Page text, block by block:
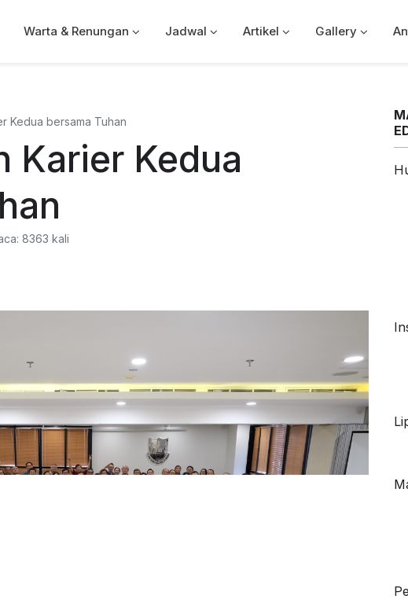
Warta & Renungan Jadwal Artikel Gallery
Kedua bersama Tuhan
Karier Kedua
8363 kali